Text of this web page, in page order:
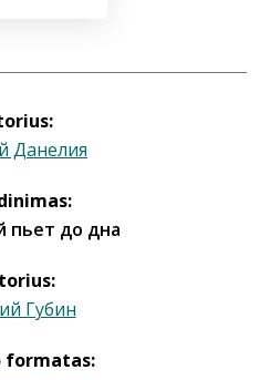
Данелия
пьет до дна
Губин
formatas: